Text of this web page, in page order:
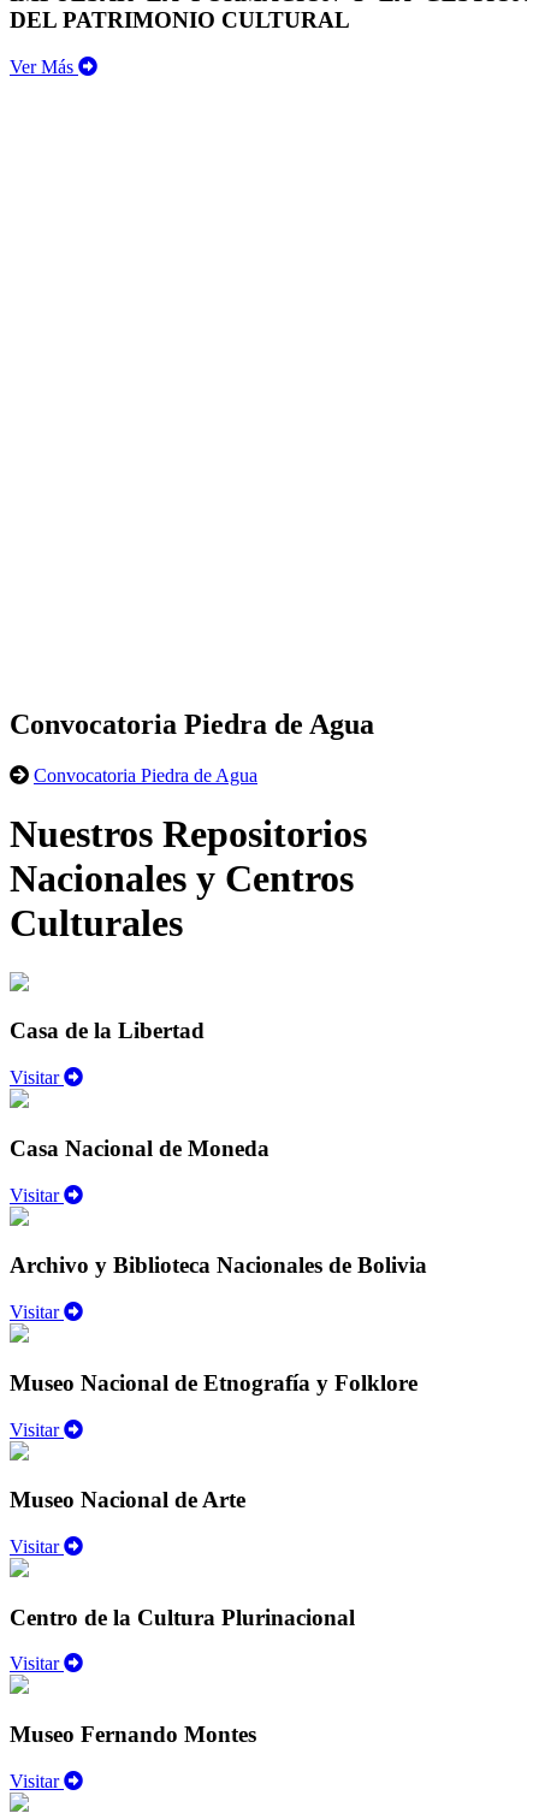
DEL PATRIMONIO CULTURAL
Ver Más
Convocatoria Piedra de Agua
Convocatoria Piedra de Agua
Nuestros Repositorios
Nacionales y Centros
Culturales
Casa de la Libertad
Visitar
Casa Nacional de Moneda
Visitar
Archivo y Biblioteca Nacionales de Bolivia
Visitar
Museo Nacional de Etnografía y Folklore
Visitar
Museo Nacional de Arte
Visitar
Centro de la Cultura Plurinacional
Visitar
Museo Fernando Montes
Visitar